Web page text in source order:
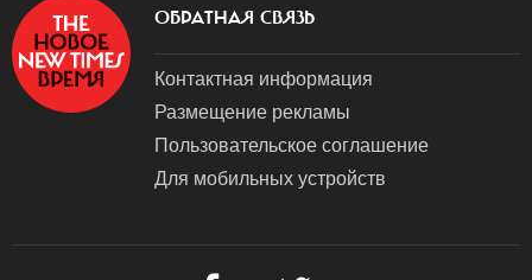
ОБРАТНАЯ СВЯЗЬ
Контактная информация
Размещение рекламы
Пользовательское соглашение
Для мобильных устройств